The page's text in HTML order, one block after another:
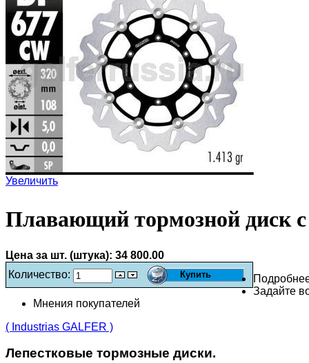
Увеличить
Плавающий тормозной диск
Цена за шт. (штука): 34 800.00
Количество:
Задайте
Мнения покупателей
( Industrias GALFER )
Лепестковые тормозные диски.